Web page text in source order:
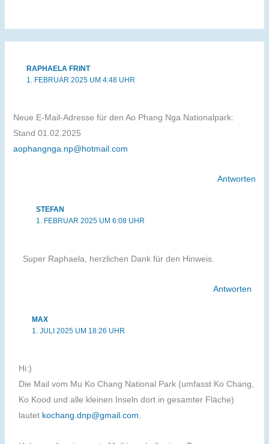
RAPHAELA FRINT
1. FEBRUAR 2025 UM 4:48 UHR
Neue E-Mail-Adresse für den Ao Phang Nga Nationalpark:
Stand 01.02.2025
aophangnga.np@hotmail.com
Antworten
STEFAN
1. FEBRUAR 2025 UM 6:08 UHR
Super Raphaela, herzlichen Dank für den Hinweis.
Antworten
MAX
1. JULI 2025 UM 18:26 UHR
Hi:)
Die Mail vom Mu Ko Chang National Park (umfasst Ko Chang,
Ko Kood und alle kleinen Inseln dort in gesamter Fläche)
lautet kochang.dnp@gmail.com.